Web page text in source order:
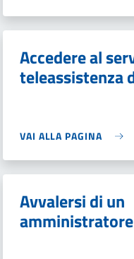
Accedere al
teleassistenza
VAI ALLA PAGINA
Avvalersi di un